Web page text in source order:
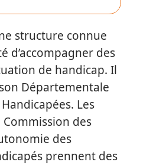
structure connue
d’accompagner des
de handicap. Il
Départementale
Les
des
des
prennent des